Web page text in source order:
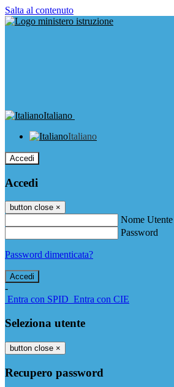
Salta al contenuto
Italiano
Italiano
Accedi
Accedi
button close ×
Nome Utente
Password
Password dimenticata?
-
Entra con SPID Entra con CIE
Seleziona utente
button close ×
Recupero password